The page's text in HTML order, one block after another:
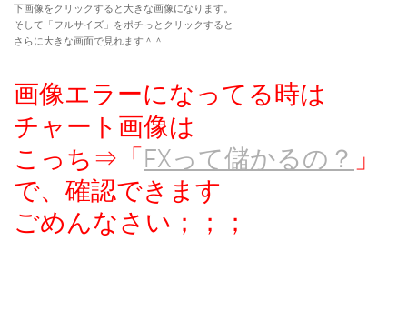
下画像をクリックすると大きな画像になります。
そして「フルサイズ」をポチっとクリックすると
さらに大きな画面で見れます＾＾
画像エラーになってる時は
チャート画像は
こっち⇒「FXって儲かるの？ 」
で、確認できます
ごめんなさい；；；